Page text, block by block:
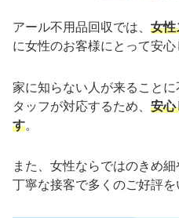
アール不用品回収では、 女性
に女性のお客様にとって安心
家に知らない人が来ること
タッフが対応するため、 安心
す。
また、女性ならではのきめ
丁寧な接客で多くのご好評を